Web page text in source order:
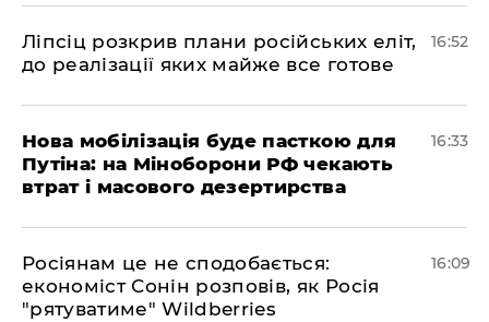
​Ліпсіц розкрив плани російських еліт,
до реалізації яких майже все готове
16:52
Нова мобілізація буде пасткою для
Путіна: на Міноборони РФ чекають
втрат і масового дезертирства
16:33
Росіянам це не сподобається:
економіст Сонін розповів, як Росія
"рятуватиме" Wildberries
16:09